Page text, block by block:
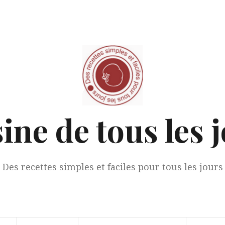
de tous les
Des recettes simples et faciles pour tous les jours